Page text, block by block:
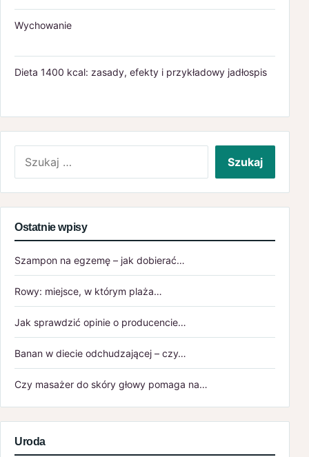
Wychowanie
Dieta 1400 kcal: zasady, efekty i przykładowy jadłospis
Ostatnie wpisy
Szampon na egzemę – jak dobierać…
Rowy: miejsce, w którym plaża…
Jak sprawdzić opinie o producencie…
Banan w diecie odchudzającej – czy…
Czy masażer do skóry głowy pomaga na…
Uroda